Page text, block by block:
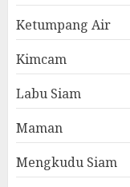
Ketumpang Air
Kimcam
Labu Siam
Maman
Mengkudu Siam